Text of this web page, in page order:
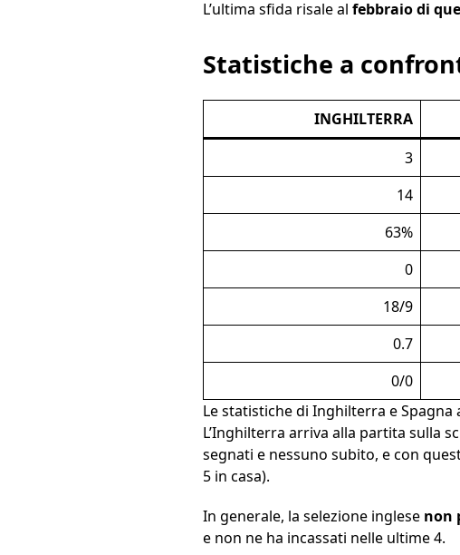
L’ultima sfida risale al febbraio di
Statistiche a
INGHILTERRA
3
14
63%
0
18/9
0.7
0/0
Le statistiche di Inghilterra e Spagna
L’Inghilterra arriva alla partita sulla
segnati e nessuno subito, e con
5 in casa).
In generale, la selezione inglese non
e non ne ha incassati nelle ultime 4.